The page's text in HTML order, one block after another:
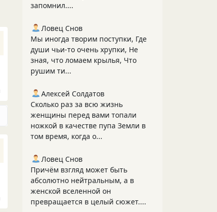
запомнил....
Ловец Снов
Мы иногда творим поступки, Где
души чьи-то очень хрупки, Не
зная, что ломаем крылья, Что
рушим ти...
Алексей Солдатов
Сколько раз за всю жизнь
женщины перед вами топали
ножкой в качестве пупа Земли в
том время, когда о...
Ловец Снов
Причём взгляд может быть
абсолютно нейтральным, а в
женской вселенной он
превращается в целый сюжет....